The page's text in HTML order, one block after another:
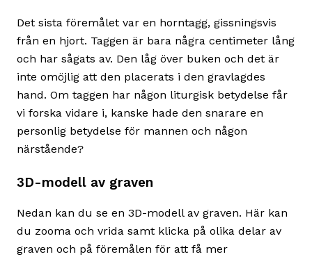
Det sista föremålet var en horntagg, gissningsvis
från en hjort. Taggen är bara några centimeter lång
och har sågats av. Den låg över buken och det är
inte omöjlig att den placerats i den gravlagdes
hand. Om taggen har någon liturgisk betydelse får
vi forska vidare i, kanske hade den snarare en
personlig betydelse för mannen och någon
närstående?
3D-modell av graven
Nedan kan du se en 3D-modell av graven. Här kan
du zooma och vrida samt klicka på olika delar av
graven och på föremålen för att få mer